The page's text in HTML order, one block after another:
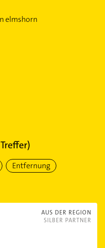
Treffer)
Entfernung
AUS DER REGION
SILBER PARTNER